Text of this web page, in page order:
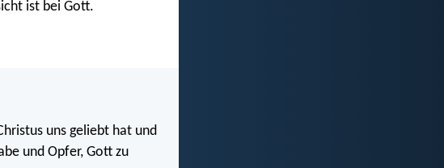
ist bei Gott.
uns geliebt hat und
und Opfer, Gott zu